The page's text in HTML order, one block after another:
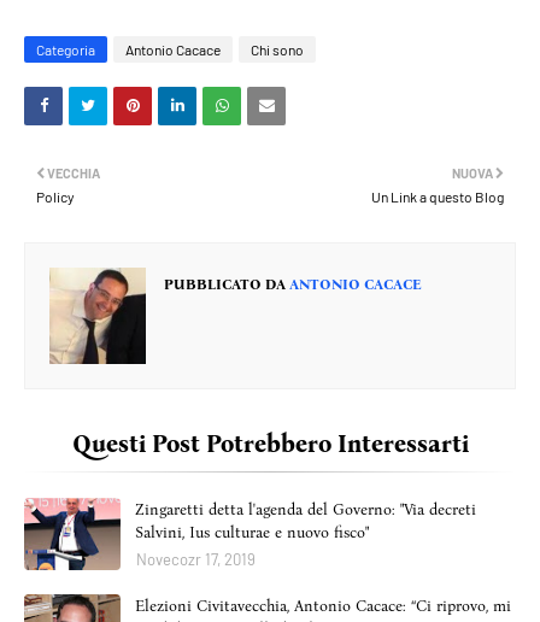
Categoria Antonio Cacace Chi sono
NUOVA
Un Link a questo Blog
VECCHIA
Policy
PUBBLICATO DA ANTONIO CACACE
Questi Post Potrebbero Interessarti
Zingaretti detta l'agenda del Governo: "Via decreti
Salvini, Ius culturae e nuovo fisco"
Novecozr 17, 2019
Elezioni Civitavecchia, Antonio Cacace: “Ci riprovo, mi